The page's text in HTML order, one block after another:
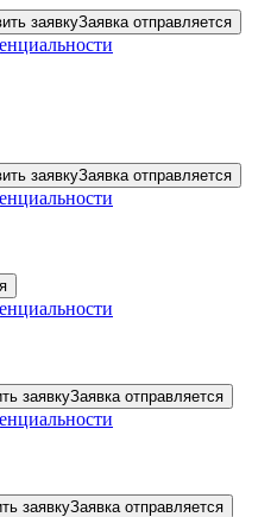
заявкуЗаявка отправляется
заявкуЗаявка отправляется
заявкуЗаявка отправляется
заявкуЗаявка отправляется